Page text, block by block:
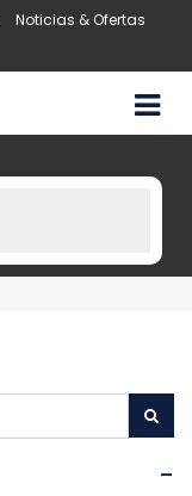
Noticias & Ofertas
-